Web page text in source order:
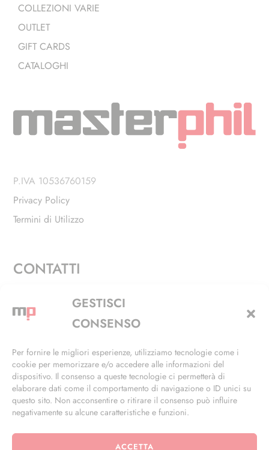
GESTISCI
CONSENSO
Per fornire le migliori esperienze, utilizziamo tecnologie come i
cookie per memorizzare e/o accedere alle informazioni del
dispositivo. Il consenso a queste tecnologie ci permetterà di
elaborare dati come il comportamento di navigazione o ID unici su
questo sito. Non acconsentire o ritirare il consenso può influire
negativamente su alcune caratteristiche e funzioni.
ACCETTA
COLLEZIONI VARIE
OUTLET
GIFT CARDS
CATALOGHI
P.IVA 10536760159
Privacy Policy
Termini di Utilizzo
CONTATTI
Via Alfieri, 27 - Trezzano Sul Naviglio (MI)
+39 02 4846 3155
info@masterphil.it